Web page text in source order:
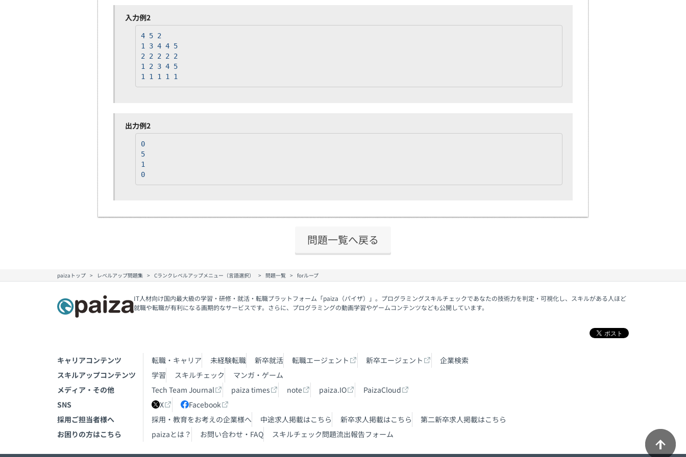
入力例2
4 5 2
1 3 4 4 5
2 2 2 2 2
1 2 3 4 5
1 1 1 1 1
出力例2
0
5
1
0
問題一覧へ戻る
paizaトップ レベルアップ問題集 Cランクレベルアップメニュー（言語選択） 問題一覧 forループ
IT人材向け国内最大級の学習・研修・就活・転職プラットフォーム「paiza（パイザ）」。プログラミングスキルチェックであなたの技術力を判定・可視化し、スキルがある人ほど
就職や転職が有利になる画期的なサービスです。さらに、プログラミングの動画学習やゲームコンテンツなども公開しています。
キャリアコンテンツ 転職・キャリア 未経験転職 新卒就活 転職エージェント 新卒エージェント
企業検索
スキルアップコンテンツ
学習 スキルチェック
マンガ・ゲーム
メディア・その他
Tech Team Journal paiza times note paiza.IO
PaizaCloud
SNS
X
Facebook
採用ご担当者様へ
採用・教育をお考えの企業様へ 中途求人掲載はこちら 新卒求人掲載はこちら
第二新卒求人掲載はこちら
お困りの方はこちら
paizaとは？ お問い合わせ・FAQ スキルチェック問題流出報告フォーム